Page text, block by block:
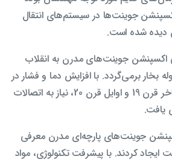
جوینت‌ها در سیستم‌های انتقال
دیده شده است.
اکسپنشن جوینت‌های مدرن به انقلاب
بخار برمی‌گردد. با افزایش دما و فشار در
فرآیندهای صنعتی در اواخر قرن 19 و اوایل قرن 20، نیاز به اتصالات
یافت.
اکسپنشن جوینت‌های پارچه‌ای مدرن معرفی
ایجاد کردند. با پیشرفت تکنولوژی، مواد